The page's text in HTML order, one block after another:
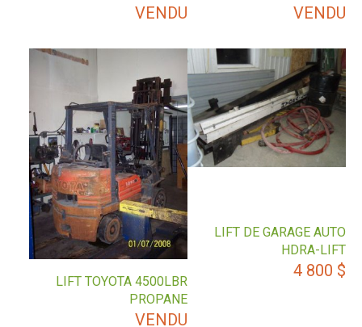
VENDU
VENDU
LIFT DE GARAGE AUTO
HDRA-LIFT
4 800 $
LIFT TOYOTA 4500LBR
PROPANE
VENDU